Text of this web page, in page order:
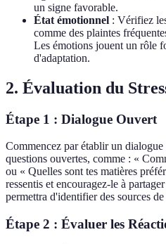
un signe favorable.
État émotionnel : Vérifiez
comme des plaintes
Les émotions jouent un rôle
d'adaptation.
2. Évaluation du
Étape 1 : Dialogue Ouvert
Commencez par établir un
questions ouvertes, comme : «
ou « Quelles sont tes matières
ressentis et encouragez-le à
permettra d'identifier des sources de
Étape 2 : Évaluer les